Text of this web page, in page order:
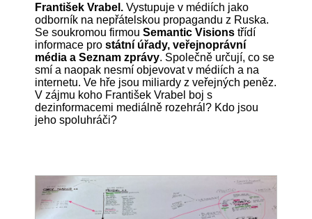
František Vrabel. Vystupuje v médiích jako
odborník na nepřátelskou propagandu z Ruska.
Se soukromou firmou Semantic Visions třídí
informace pro státní úřady, veřejnoprávní
média a Seznam zprávy. Společně určují, co se
smí a naopak nesmí objevovat v médiích a na
internetu. Ve hře jsou miliardy z veřejných peněz.
V zájmu koho František Vrabel boj s
dezinformacemi mediálně rozehrál? Kdo jsou
jeho spoluhráči?